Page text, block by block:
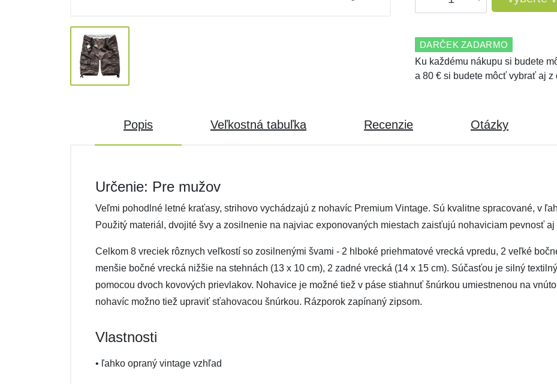
DARČEK ZADARMO
Ku každému nákupu si budete
a 80 € si budete môcť vybrať aj z
Popis Veľkostná tabuľka Recenzie Otázky
Určenie: Pre mužov
Veľmi pohodlné letné kraťasy, strihovo vychádzajú z nohavíc Premium Vintage. Sú kvalitne spracované, v
Použitý materiál, dvojité švy a zosilnenie na najviac exponovaných miestach zaisťujú nohaviciam pevnosť
Celkom 8 vreciek rôznych veľkostí so zosilnenými švami - 2 hlboké priehmatové vrecká vpredu, 2 veľké
menšie bočné vrecká nižšie na stehnách (13 x 10 cm), 2 zadné vrecká (14 x 15 cm). Súčasťou je silný
pomocou dvoch kovových prievlakov. Nohavice je možné tiež v páse stiahnuť šnúrkou umiestnenou na
nohavíc možno tiež upraviť sťahovacou šnúrkou. Rázporok zapínaný zipsom.
Vlastnosti
• ľahko opraný vintage vzhľad